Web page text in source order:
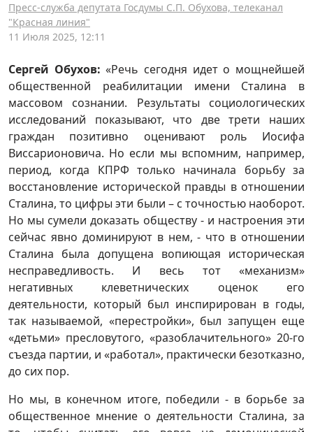
Пресс-служба депутата Госдумы С.П. Обухова, телеканал
"Красная линия"
11 Июля 2025, 12:11
Сергей Обухов: «Речь сегодня идет о мощнейшей
общественной реабилитации имени Сталина в
массовом сознании. Результаты социологических
исследований показывают, что две трети наших
граждан позитивно оценивают роль Иосифа
Виссарионовича. Но если мы вспомним, например,
период, когда КПРФ только начинала борьбу за
восстановление исторической правды в отношении
Сталина, то цифры эти были – с точностью наоборот.
Но мы сумели доказать обществу - и настроения эти
сейчас явно доминируют в нем, - что в отношении
Сталина была допущена вопиющая историческая
несправедливость. И весь тот «механизм»
негативных клеветнических оценок его
деятельности, который был инспирирован в годы,
так называемой, «перестройки», был запущен еще
«детьми» пресловутого, «разоблачительного» 20-го
съезда партии, и «работал», практически безотказно,
до сих пор.
Но мы, в конечном итоге, победили - в борьбе за
общественное мнение о деятельности Сталина, за